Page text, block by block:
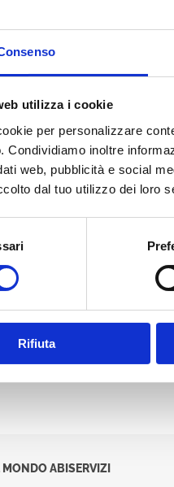
utilizza i cookie
per personalizzare
Condividiamo inoltre
web, pubblicità e social
dal tuo utilizzo dei loro
Rifiuta
essere sempre
degli acquisti effettuati
MONDO ABISERVIZI